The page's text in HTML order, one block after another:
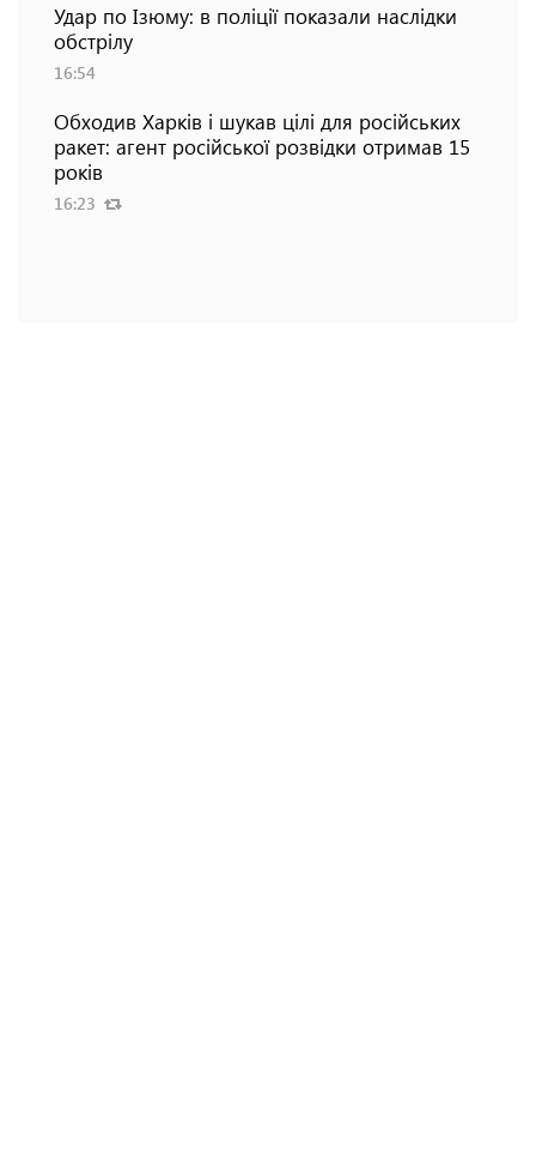
Удар по Ізюму: в поліції показали наслідки
обстрілу
16:54
Обходив Харків і шукав цілі для російських
ракет: агент російської розвідки отримав 15
років
16:23